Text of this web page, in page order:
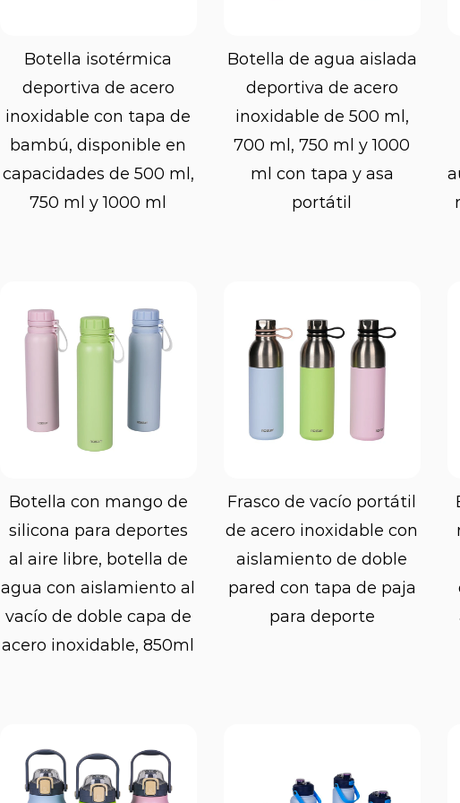
giro o de vaivén, que permite a los usuarios asegurar
Además de los diseños a prueba de fugas, muchas
vienen con boquillas resistentes a derrames. Estas
diseñadas para controlar el flujo de líquido, facilitando
les permite hidratarse de manera eficiente sin
deportivas.
Una de las características clave de las botellas
para mantener la temperatura de las bebidas. Muchas
ofrecen aislamiento de doble pared, lo que ayuda a
frías y calientes durante períodos prolongados. Esto
para las personas que prefieren consumir agua fría o
durante los entrenamientos, ya que garantiza que sus
mantengan refrescantes y frescas.
Las botellas deportivas están diseñadas teniendo en
Esto hace que sea más fácil agarrar la botella, incluso
manos sudorosas o mojadas por el ejercicio. Algunas
Ver más
Botella isotérmica
deportiva de acero
inoxidable con tapa de
bambú, disponible en
capacidades de 500 ml,
750 ml y 1000 ml
Ver más
Botella de agua aislada
deportiva de acero
inoxidable de 500 ml,
700 ml, 750 ml y 1000
ml con tapa y asa
portátil
Ver más
Botella con mango de
silicona para deportes
al aire libre, botella de
agua con aislamiento al
vacío de doble capa de
acero inoxidable, 850ml
Ver más
Frasco de vacío portátil
de acero inoxidable con
aislamiento de doble
pared con tapa de paja
para deporte